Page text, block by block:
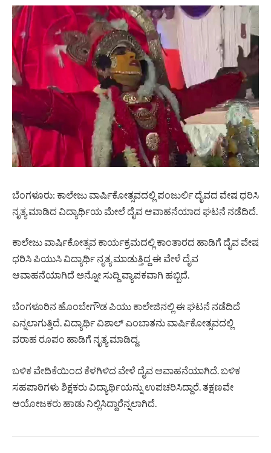
ಬೆಂಗಳೂರು: ಕಾಲೇಜು ವಾರ್ಷಿಕೋತ್ಸವದಲ್ಲಿ ಪಂಜುರ್ಲಿ ದೈವದ ವೇಷ ಧರಿಸಿ
ನೃತ್ಯ ಮಾಡಿದ ವಿದ್ಯಾರ್ಥಿಯ ಮೇಲೆ ದೈವ ಆವಾಹನೆಯಾದ ಘಟನೆ ನಡೆದಿದೆ.
ಕಾಲೇಜು ವಾರ್ಷಿಕೋತ್ಸವ ಕಾರ್ಯಕ್ರಮದಲ್ಲಿ ಕಾಂತಾರದ ಹಾಡಿಗೆ ದೈವ ವೇಷ
ಧರಿಸಿ ಪಿಯುಸಿ ವಿದ್ಯಾರ್ಥಿ ನೃತ್ಯ ಮಾಡುತ್ತಿದ್ದ ಈ ವೇಳೆ ದೈವ
ಆವಾಹನೆಯಾಗಿದೆ ಅನ್ನೋ ಸುದ್ದಿ ವ್ಯಾಪಕವಾಗಿ ಹಬ್ಬಿದೆ.
ಬೆಂಗಳೂರಿನ ಹೊಂಬೇಗೌಡ ಪಿಯು ಕಾಲೇಜಿನಲ್ಲಿ ಈ ಘಟನೆ ನಡೆದಿದೆ
ಎನ್ನಲಾಗುತ್ತಿದೆ. ವಿದ್ಯಾರ್ಥಿ ವಿಶಾಲ್ ಎಂಬಾತನು ವಾರ್ಷಿಕೋತ್ಸವದಲ್ಲಿ
ವರಾಹ ರೂಪಂ ಹಾಡಿಗೆ ನೃತ್ಯ ಮಾಡಿದ್ದ.
ಬಳಿಕ ವೇದಿಕೆಯಿಂದ ಕೆಳಗಿಳಿದ ವೇಳೆ ದೈವ ಆವಾಹನೆಯಾಗಿದೆ. ಬಳಿಕ
ಸಹಪಾಠಿಗಳು ಶಿಕ್ಷಕರು ವಿದ್ಯಾರ್ಥಿಯನ್ನು ಉಪಚರಿಸಿದ್ದಾರೆ. ತಕ್ಷಣವೇ
ಆಯೋಜಕರು ಹಾಡು ನಿಲ್ಲಿಸಿದ್ದಾರೆನ್ನಲಾಗಿದೆ.